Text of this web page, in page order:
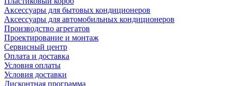
Аксессуары для бытовых кондиционеров
Аксессуары для автомобильных кондиционеров
Производство агрегатов
Проектирование и монтаж
Сервисный центр
Оплата и доставка
Условия оплаты
Условия доставки
Дисконтная программа